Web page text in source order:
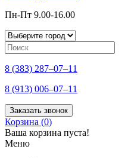
Пн-Пт 9.00-16.00
8 (383) 287–07–11
8 (913) 006–07–11
Заказать звонок
Корзина (0)
Ваша корзина пуста!
Меню